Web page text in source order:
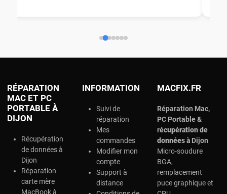
RÉPARATION
MAC ET PC
PORTABLE À
DIJON
Récupération
de données à
Dijon
Réparation
carte mère
MacBook à
INFORMATION
Suivi de
réparation
Mes
commandes
Modifier mon
compte
Support à
distance
MACFIX.FR
Réparation Mac,
PC Portable &
récupération de
données àDijon
Micro-soudure
BGA,
remplacement
puce graphique et